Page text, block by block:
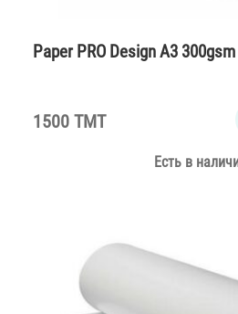
Paper PRO Design A3
1500 TMT
Есть в